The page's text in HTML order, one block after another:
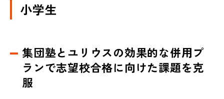
小学生
集団塾とユリウスの効果的な併用プ
ランで志望校合格に向けた課題を克
服